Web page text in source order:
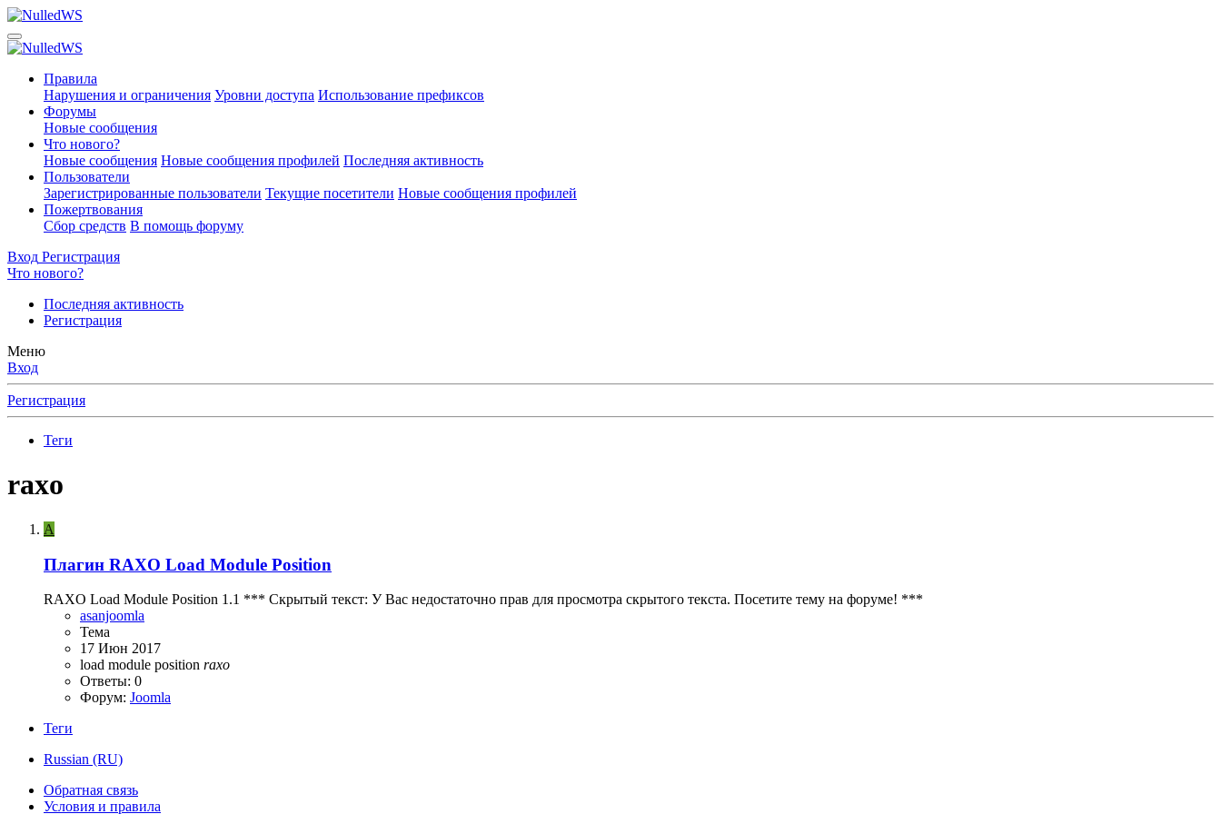
Правила
Нарушения и ограничения Уровни доступа Использование префиксов
Форумы
Новые сообщения
Что нового?
Новые сообщения Новые сообщения профилей Последняя активность
Пользователи
Зарегистрированные пользователи Текущие посетители Новые сообщения профилей
Пожертвования
Сбор средств В помощь форуму
Вход Регистрация
Что нового?
Последняя активность
Регистрация
Меню
Вход
Регистрация
Теги
raxo
A
Плагин RAXO Load Module Position
RAXO Load Module Position 1.1 *** Скрытый текст: У Вас недостаточно прав для просмотра скрытого текста. Посетите тему на форуме! ***
asanjoomla
Тема
17 Июн 2017
load module position raxo
Ответы: 0
Форум: Joomla
Теги
Russian (RU)
Обратная связь
Условия и правила